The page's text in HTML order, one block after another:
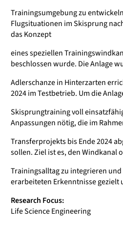
Trainingsumgebung zu
Flugsituationen im Skisprung
das Konzept
eines speziellen
beschlossen wurde. Die Anlage
Adlerschanze in Hinterzarten
2024 im Testbetrieb. Um die
Skisprungtraining voll
Anpassungen nötig, die im
Transferprojekts bis Ende 2024
sollen. Ziel ist es, den Windkanal
Trainingsalltag zu integrieren
erarbeiteten Erkenntnisse gezielt
Research Focus:
Life Science Engineering